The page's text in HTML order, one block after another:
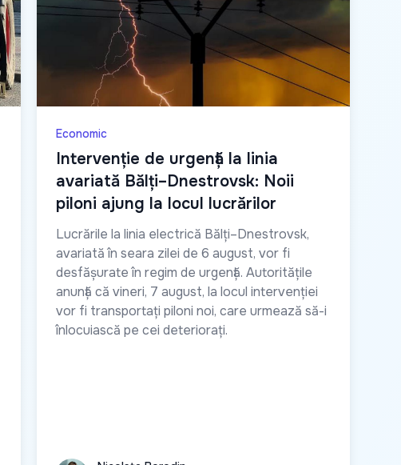
Economic
Intervenție de urgență la linia
avariată Bălți–Dnestrovsk: Noii
piloni ajung la locul lucrărilor
Lucrările la linia electrică Bălți–Dnestrovsk,
avariată în seara zilei de 6 august, vor fi
desfășurate în regim de urgență. Autoritățile
anunță că vineri, 7 august, la locul intervenției
vor fi transportați piloni noi, care urmează să-i
înlocuiască pe cei deteriorați.